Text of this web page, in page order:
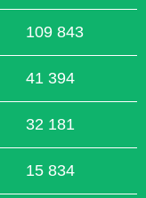
109 843
41 394
32 181
15 834